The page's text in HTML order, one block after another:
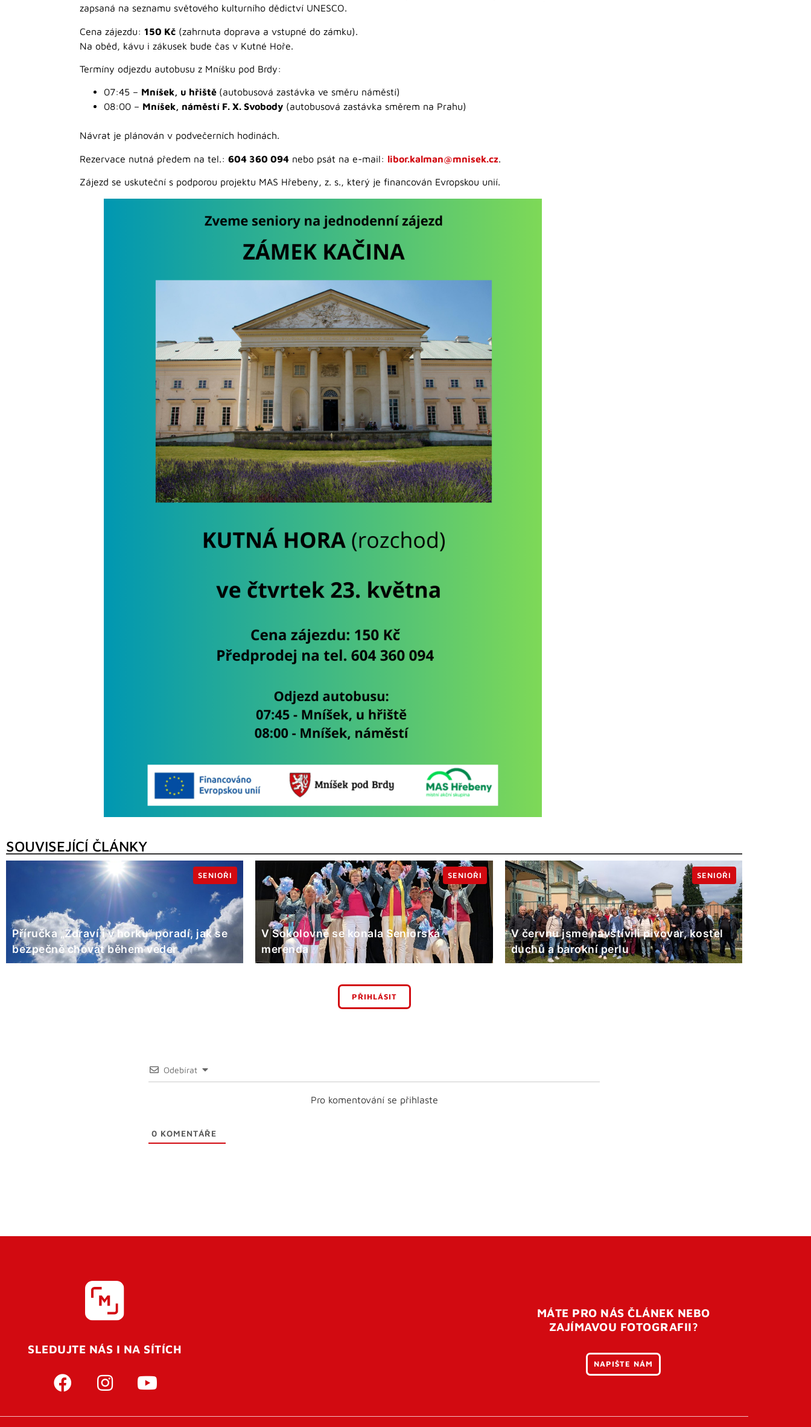
zapsaná na seznamu světového kulturního dědictví UNESCO.
Cena zájezdu: 150 Kč (zahrnuta doprava a vstupné do zámku).
Na oběd, kávu i zákusek bude čas v Kutné Hoře.
Termíny odjezdu autobusu z Mníšku pod Brdy:
07:45 – Mníšek, u hřiště (autobusová zastávka ve směru náměstí)
08:00 – Mníšek, náměstí F. X. Svobody (autobusová zastávka směrem na Prahu)
Návrat je plánován v podvečerních hodinách.
Rezervace nutná předem na tel.: 604 360 094 nebo psát na e-mail: libor.kalman@mnisek.cz.
Zájezd se uskuteční s podporou projektu MAS Hřebeny, z. s., který je financován Evropskou unií.
SOUVISEJÍCÍ ČLÁNKY
Příručka „Zdraví i v horku“ poradí, jak se
bezpečně chovat během veder
SENIOŘI
V Sokolovně se konala Seniorská
merenda
SENIOŘI
V červnu jsme navštívili pivovar, kostel
duchů a barokní perlu
SENIOŘI
PŘIHLÁSIT
Odebírat
Pro komentování se přihlaste
0 KOMENTÁŘE
SLEDUJTE NÁS I NA SÍTÍCH
MÁTE PRO NÁS ČLÁNEK NEBO
ZAJÍMAVOU FOTOGRAFII?
NAPIŠTE NÁM